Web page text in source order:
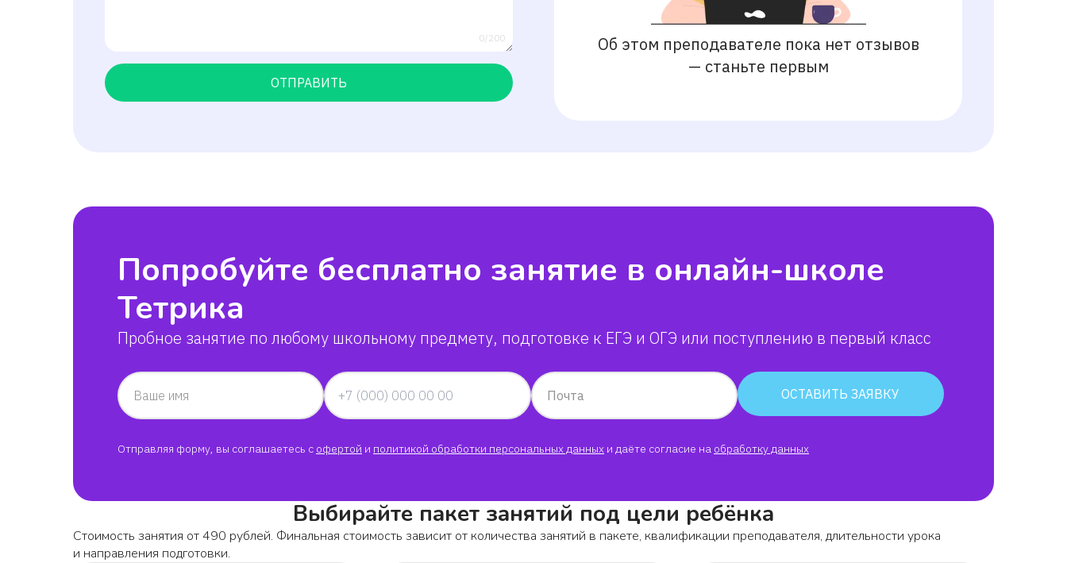
0/200
ОТПРАВИТЬ
Об этом преподавателе пока нет отзывов
— станьте первым
Попробуйте бесплатно занятие в онлайн-школе
Тетрика
Пробное занятие по любому школьному предмету, подготовке к ЕГЭ и ОГЭ или поступлению в первый класс
Ваше имя Почта ОСТАВИТЬ ЗАЯВКУ
Отправляя форму, вы соглашаетесь с офертой и политикой обработки персональных данных и даёте согласие на обработку данных
Выбирайте пакет занятий под цели ребёнка
Стоимость занятия от 490 рублей. Финальная стоимость зависит от количества занятий в пакете, квалификации преподавателя, длительности урока
и направления подготовки.